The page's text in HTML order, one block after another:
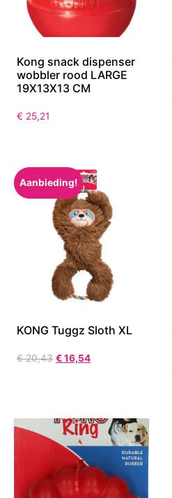
Kong snack dispenser
wobbler rood LARGE
19X13X13 CM
€ 25,21
Aanbieding!
KONG Tuggz Sloth XL
€20,43 €16,54